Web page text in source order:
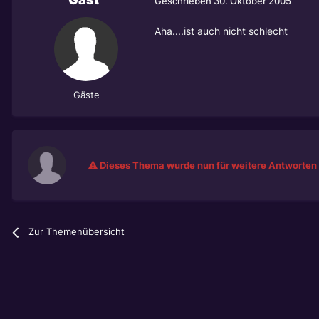
Gäste
Aha....ist auch nicht schlecht
Dieses Thema wurde nun für weitere Antworten
Zur Themenübersicht